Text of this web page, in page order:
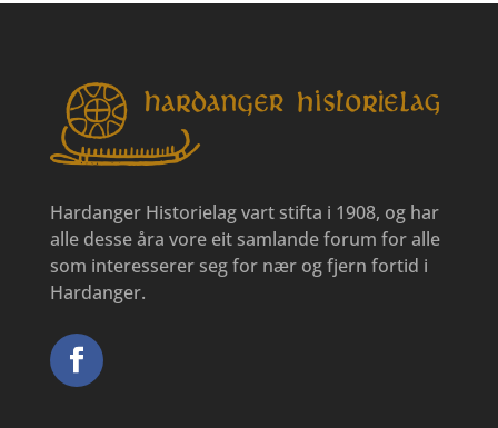
Hardanger Historielag vart stifta i 1908, og har
alle desse åra vore eit samlande forum for alle
som interesserer seg for nær og fjern fortid i
Hardanger.